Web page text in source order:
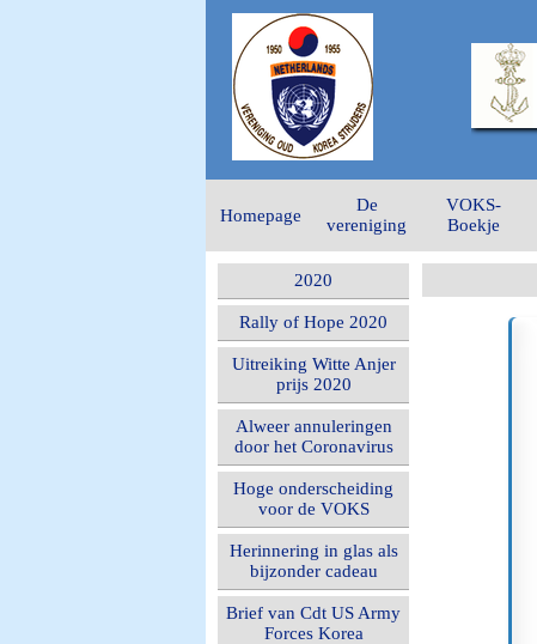
Homepage
De
vereniging
VOKS-
Boekje
2020
Rally of Hope 2020
Uitreiking Witte Anjer
prijs 2020
Alweer annuleringen
door het Coronavirus
Hoge onderscheiding
voor de VOKS
Herinnering in glas als
bijzonder cadeau
Brief van Cdt US Army
Forces Korea